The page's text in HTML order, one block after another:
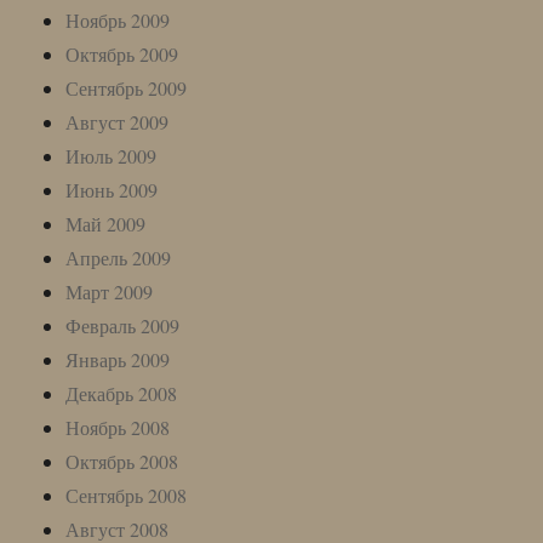
Ноябрь 2009
Октябрь 2009
Сентябрь 2009
Август 2009
Июль 2009
Июнь 2009
Май 2009
Апрель 2009
Март 2009
Февраль 2009
Январь 2009
Декабрь 2008
Ноябрь 2008
Октябрь 2008
Сентябрь 2008
Август 2008